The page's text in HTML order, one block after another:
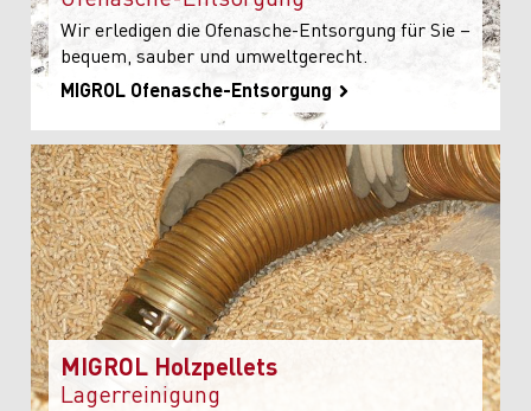
Wir erledigen die Ofenasche-Entsorgung für Sie –
bequem, sauber und umweltgerecht.
MIGROL Ofenasche-Entsorgung
MIGROL Holzpellets
Lagerreinigung